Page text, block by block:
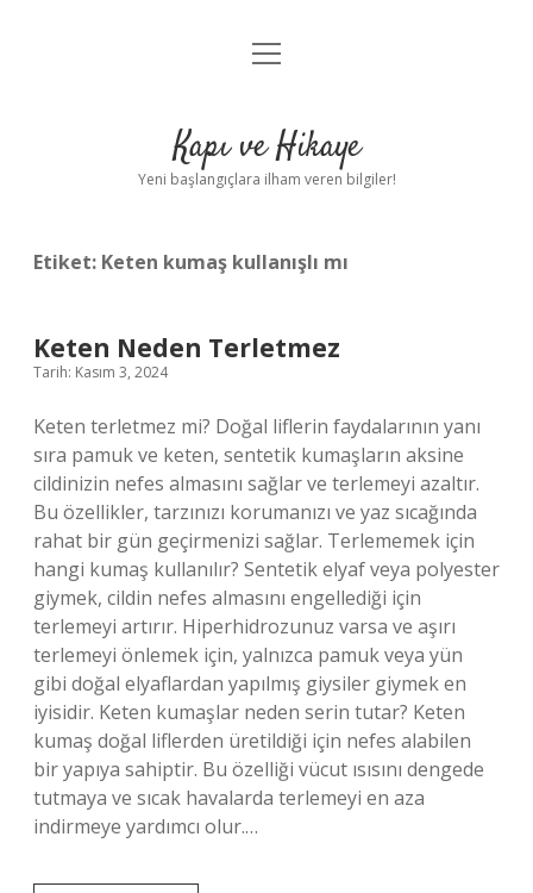
Anasayfa
Yasal Uyarı
menüyü
Kapı ve Hikaye
Yeni başlangıçlara ilham veren bilgiler!
Etiket: Keten kumaş kullanışlı mı
Keten Neden Terletmez
Tarih: Kasım 3, 2024
Keten terletmez mi? Doğal liflerin faydalarının yanı
sıra pamuk ve keten, sentetik kumaşların aksine
cildinizin nefes almasını sağlar ve terlemeyi azaltır.
Bu özellikler, tarzınızı korumanızı ve yaz sıcağında
rahat bir gün geçirmenizi sağlar. Terlememek için
hangi kumaş kullanılır? Sentetik elyaf veya polyester
giymek, cildin nefes almasını engellediği için
terlemeyi artırır. Hiperhidrozunuz varsa ve aşırı
terlemeyi önlemek için, yalnızca pamuk veya yün
gibi doğal elyaflardan yapılmış giysiler giymek en
iyisidir. Keten kumaşlar neden serin tutar? Keten
kumaş doğal liflerden üretildiği için nefes alabilen
bir yapıya sahiptir. Bu özelliği vücut ısısını dengede
tutmaya ve sıcak havalarda terlemeyi en aza
indirmeye yardımcı olur.…